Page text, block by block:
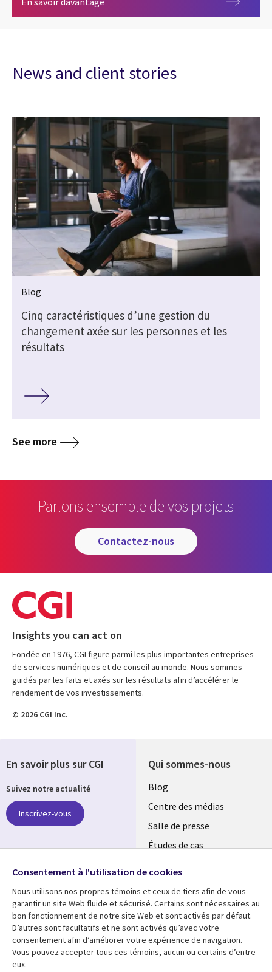
News and client stories
Blog
Cinq caractéristiques d’une gestion du
changement axée sur les personnes et les
résultats
See more
Parlons ensemble de vos projets
contactez-nous
Insights you can act on
Fondée en 1976, CGI figure parmi les plus importantes entreprises
de services numériques et de conseil au monde. Nous sommes
guidés par les faits et axés sur les résultats afin d’accélérer le
rendement de vos investissements.
© 2026 CGI Inc.
Qui sommes-nous
Useful
links
LUXEMBOURG
Blog
Centre des médias
Salle de presse
Études de cas
Ressources
Articles
Support
En savoir plus sur CGI
Suivez notre actualité
Inscrivez-vous
réseaux
Social
Media
LUXEMBOURG
Consentement à l'utilisation de cookies
Nous utilisons nos propres témoins et ceux de tiers afin de vous
garantir un site Web fluide et sécurisé. Certains sont nécessaires au
bon fonctionnement de notre site Web et sont activés par défaut.
D’autres sont facultatifs et ne sont activés qu’avec votre
consentement afin d’améliorer votre expérience de navigation.
Vous pouvez accepter tous ces témoins, aucun ou certains d’entre
eux.